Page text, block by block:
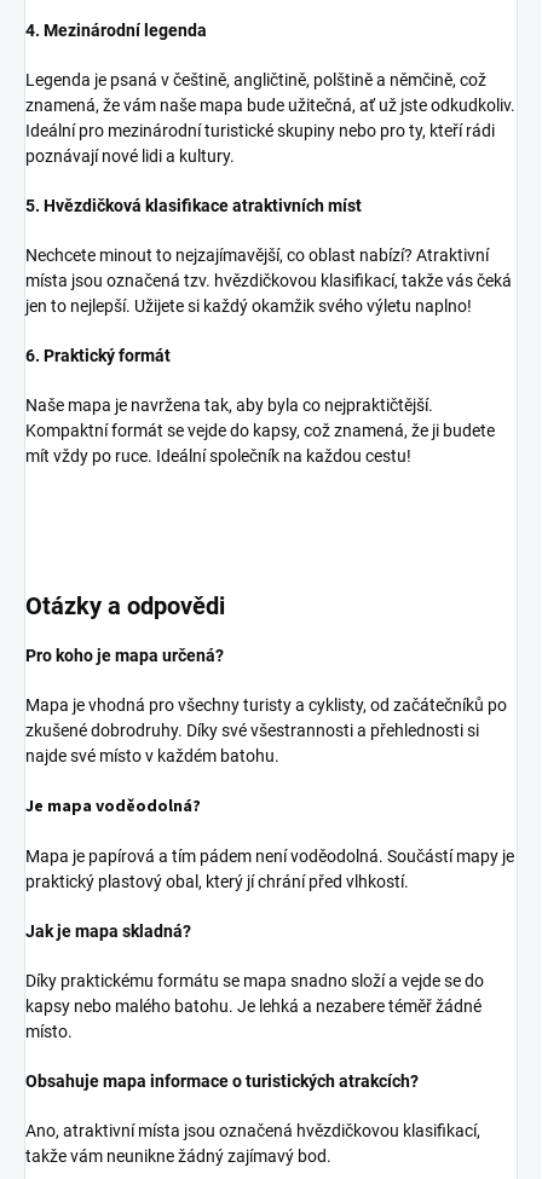
4. Mezinárodní legenda
Legenda je psaná v češtině, angličtině, polštině a němčině, což
znamená, že vám naše mapa bude užitečná, ať už jste odkudkoliv.
Ideální pro mezinárodní turistické skupiny nebo pro ty, kteří rádi
poznávají nové lidi a kultury.
5. Hvězdičková klasifikace atraktivních míst
Nechcete minout to nejzajímavější, co oblast nabízí? Atraktivní
místa jsou označená tzv. hvězdičkovou klasifikací, takže vás čeká
jen to nejlepší. Užijete si každý okamžik svého výletu naplno!
6. Praktický formát
Naše mapa je navržena tak, aby byla co nejpraktičtější.
Kompaktní formát se vejde do kapsy, což znamená, že ji budete
mít vždy po ruce. Ideální společník na každou cestu!
Otázky a odpovědi
Pro koho je mapa určená?
Mapa je vhodná pro všechny turisty a cyklisty, od začátečníků po
zkušené dobrodruhy. Díky své všestrannosti a přehlednosti si
najde své místo v každém batohu.
Je mapa voděodolná?
Mapa je papírová a tím pádem není voděodolná. Součástí mapy je
praktický plastový obal, který jí chrání před vlhkostí.
Jak je mapa skladná?
Díky praktickému formátu se mapa snadno složí a vejde se do
kapsy nebo malého batohu. Je lehká a nezabere téměř žádné
místo.
Obsahuje mapa informace o turistických atrakcích?
Ano, atraktivní místa jsou označená hvězdičkovou klasifikací,
takže vám neunikne žádný zajímavý bod.